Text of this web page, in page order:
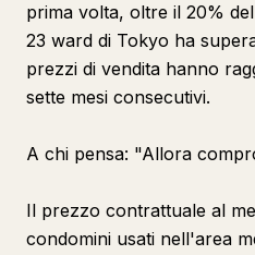
prima volta, oltre il 20%
23 ward di Tokyo ha
prezzi di vendita hanno
sette mesi consecutivi.
A chi pensa: "Allora
Il prezzo contrattuale al
condomini usati nell'area